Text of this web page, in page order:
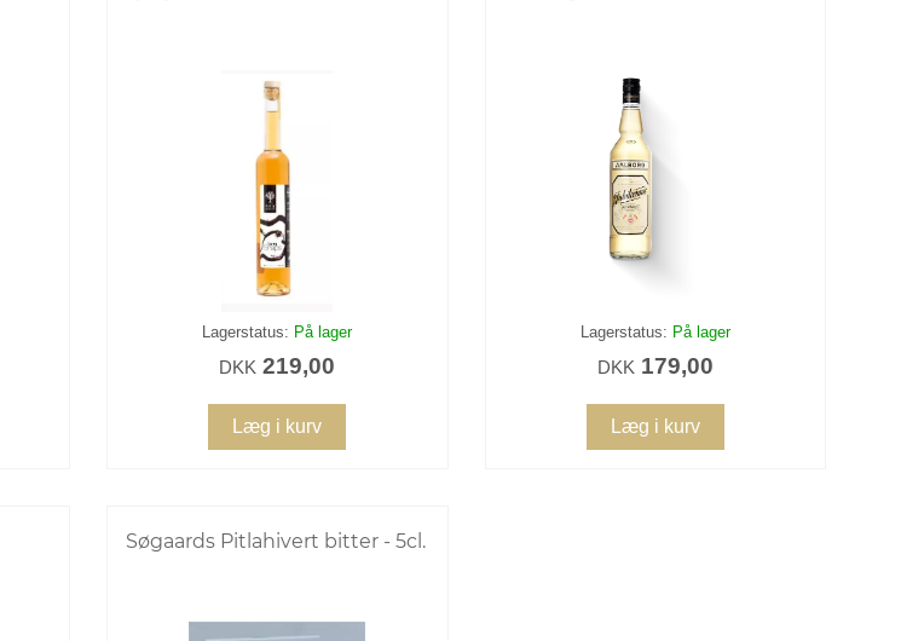
Lagerstatus: På lager
DKK 219,00
Læg i kurv
Lagerstatus: På lager
DKK 179,00
Læg i kurv
Søgaards Pitlahivert bitter - 5cl.